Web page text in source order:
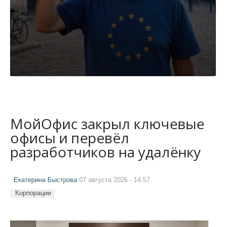
МойОфис закрыл ключевые
офисы и перевёл
разработчиков на удалёнку
Екатерина Быстрова07 августа 2026 - 14:57
Корпорации